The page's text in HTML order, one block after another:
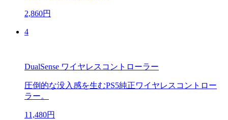
2,860円
4
DualSense ワイヤレスコントローラー
圧倒的な没入感を生むPS5純正ワイヤレスコントロー
ラー。
11,480円